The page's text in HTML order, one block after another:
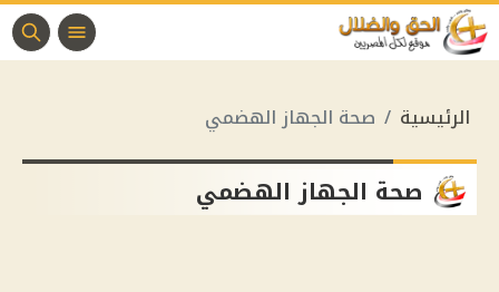
الرئيسية صحة الجهاز الهضمي
صحة الجهاز الهضمي